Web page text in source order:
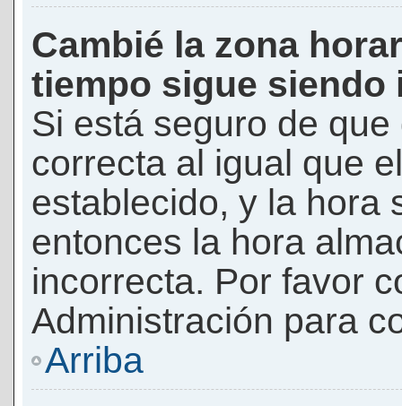
Cambié la zona
tiempo sigue siendo
Si está seguro de
correcta al igual que
establecido, y la hora
entonces la hora
incorrecta. Por favor
Administración para
Arriba